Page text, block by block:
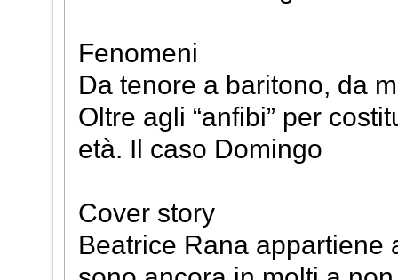
Fenomeni
Da tenore a baritono, da
Oltre agli “anfibi” per
età. Il caso Domingo
Cover story
Beatrice Rana appartiene